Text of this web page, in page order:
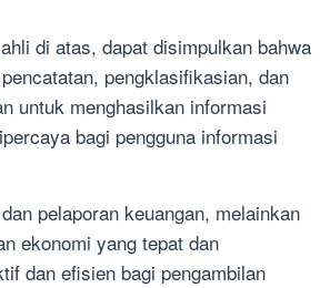
di atas, dapat disimpulkan bahwa
pengklasifikasian, dan
untuk menghasilkan informasi
bagi pengguna informasi
pelaporan keuangan, melainkan
ekonomi yang tepat dan
dan efisien bagi pengambilan